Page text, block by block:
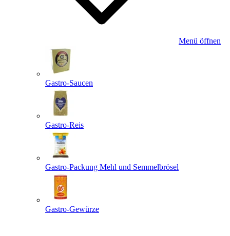
Menü öffnen
Gastro-Saucen
Gastro-Reis
Gastro-Packung Mehl und Semmelbrösel
Gastro-Gewürze